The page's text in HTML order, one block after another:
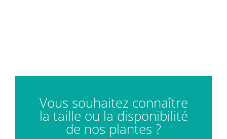
Vous souhaitez connaître
la taille ou la disponibilité
de nos plantes ?